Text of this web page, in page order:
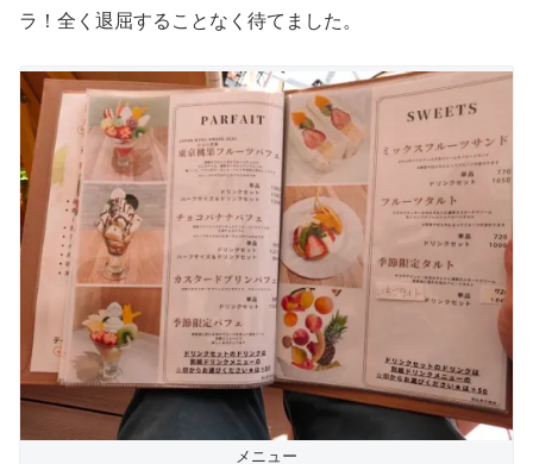
ラ！全く退屈することなく待てました。
メニュー